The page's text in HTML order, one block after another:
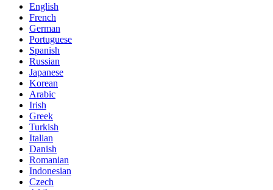
English
French
German
Portuguese
Spanish
Russian
Japanese
Korean
Arabic
Irish
Greek
Turkish
Italian
Danish
Romanian
Indonesian
Czech